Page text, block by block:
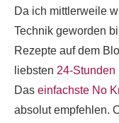
Da ich mittlerweile
Technik geworden
Rezepte auf dem
liebsten 24-Stunden
Das einfachste No
absolut empfehlen.